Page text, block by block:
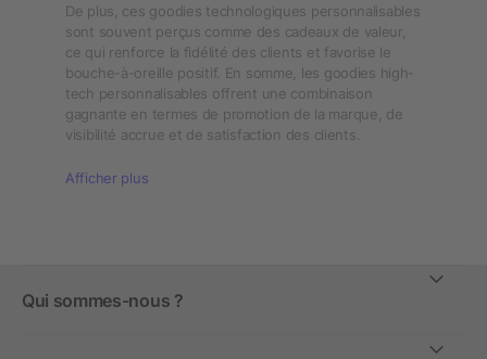
De plus, ces goodies technologiques personnalisables
sont souvent perçus comme des cadeaux de valeur,
ce qui renforce la fidélité des clients et favorise le
bouche-à-oreille positif. En somme, les goodies high-
tech personnalisables offrent une combinaison
gagnante en termes de promotion de la marque, de
visibilité accrue et de satisfaction des clients.
Afficher plus
Qui sommes-nous ?